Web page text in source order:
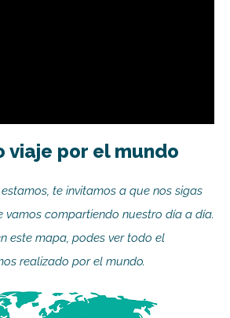
viaje por el mundo
te invitamos a que nos sigas
vamos compartiendo nuestro día a día.
este mapa, podes ver todo el
realizado por el mundo.